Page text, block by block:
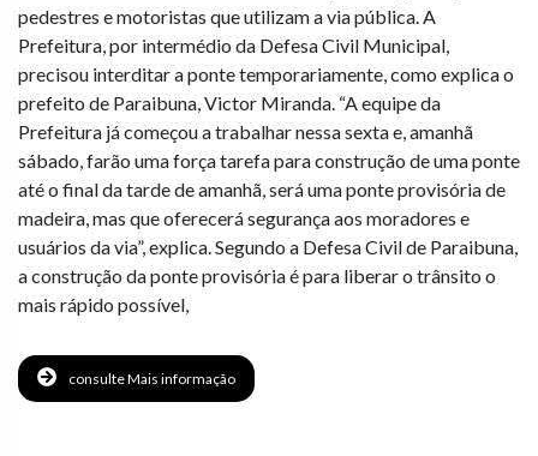
pedestres e motoristas que utilizam a via pública. A
Prefeitura, por intermédio da Defesa Civil Municipal,
precisou interditar a ponte temporariamente, como explica o
prefeito de Paraibuna, Victor Miranda. “A equipe da
Prefeitura já começou a trabalhar nessa sexta e, amanhã
sábado, farão uma força tarefa para construção de uma ponte
até o final da tarde de amanhã, será uma ponte provisória de
madeira, mas que oferecerá segurança aos moradores e
usuários da via”, explica. Segundo a Defesa Civil de Paraibuna,
a construção da ponte provisória é para liberar o trânsito o
mais rápido possível,
consulte Mais informação